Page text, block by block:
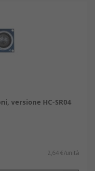
versione HC-SR04
2,64 €/unità